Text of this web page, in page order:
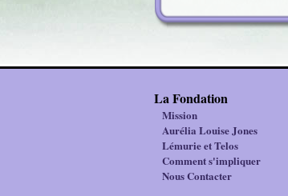
La Fondation
Mission
Aurélia Louise Jones
Lémurie et Telos
Comment s'impliquer
Nous Contacter